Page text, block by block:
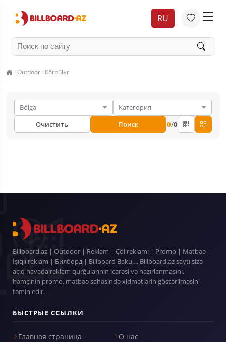
RU
Outdoor Körpülər
Очистить Поиск 0/0
Billboard.az | Outdoor | Reklam | Çöl reklamı | Promo | Mətbəə |
İşıqlı reklam | Билборд | Billboard Baku ... Billboard.az saytı sizə
açıq havada reklam qurğularının icarəsi və hazırlanmasını,
həmçinin promo, mətbəə sahəsində xidmətlərin göstərilməsini
təmin edir.
БЫСТРЫЕ ССЫЛКИ
Главная страница О нас